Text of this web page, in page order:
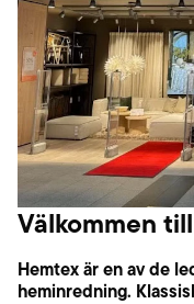
Välkommen
Hemtex är en av de
heminredning.